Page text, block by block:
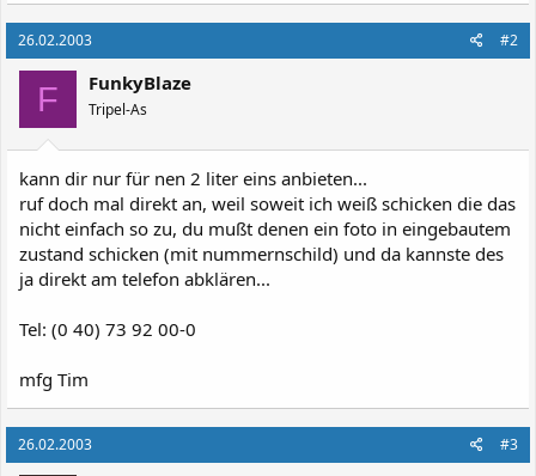
26.02.2003 #2
F FunkyBlaze
Tripel-As
kann dir nur für nen 2 liter eins anbieten...
ruf doch mal direkt an, weil soweit ich weiß schicken die das
nicht einfach so zu, du mußt denen ein foto in eingebautem
zustand schicken (mit nummernschild) und da kannste des
ja direkt am telefon abklären...
Tel: (0 40) 73 92 00-0
mfg Tim
26.02.2003 #3